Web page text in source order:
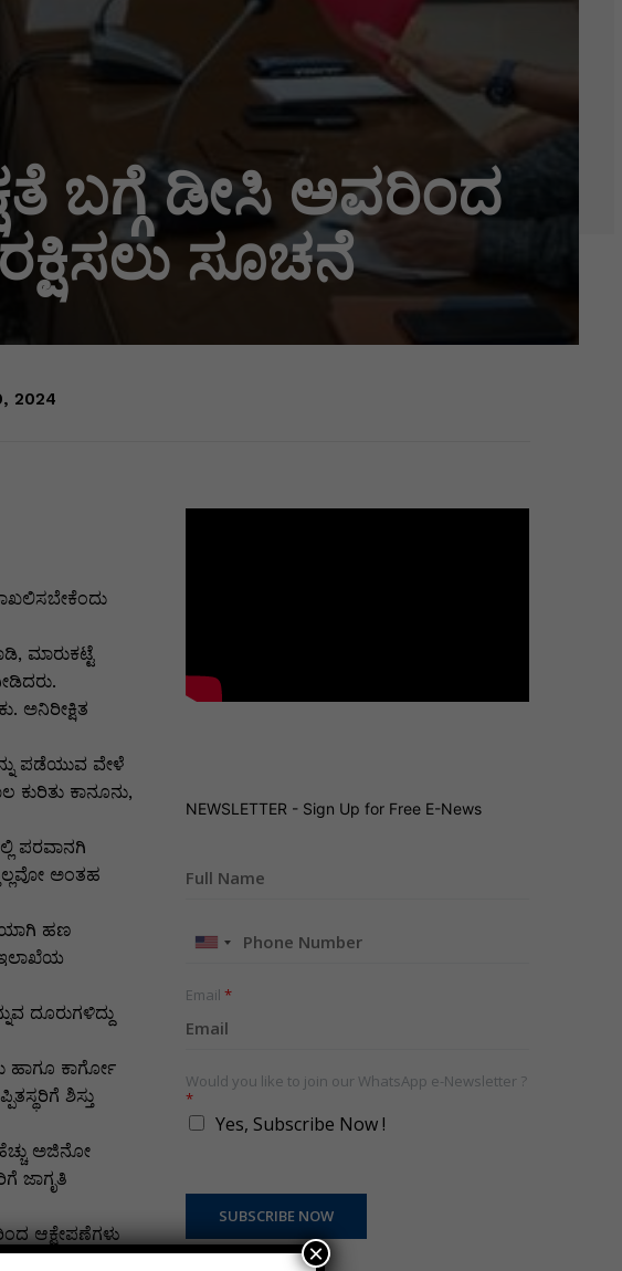
ಬಗ್ಗೆ ಡೀಸಿ ಅವರಿಂದ
ಸೂಚನೆ
2024
ಮಾರುಕಟ್ಟೆ
ಅನಿರೀಕ್ಷಿತ
ಪಡೆಯುವ ವೇಳೆ
ಕುರಿತು ಕಾನೂನು,
ಪರವಾನಗಿ
ಅಂತಹ
ಹಣ
ಇಲಾಖೆಯ
ದೂರುಗಳಿದ್ದು
ಹಾಗೂ ಕಾರ್ಗೋ
ಶಿಸ್ತು
ಅಜಿನೋ
ಜಾಗೃತಿ
ಆಕ್ಷೇಪಣೆಗಳು
NEWSLETTER - Sign Up for Free E-News
United
+1
Email *
Would you like to join our WhatsApp e-Newsletter ?
*
Yes, Subscribe Now !
SUBSCRIBE NOW
×